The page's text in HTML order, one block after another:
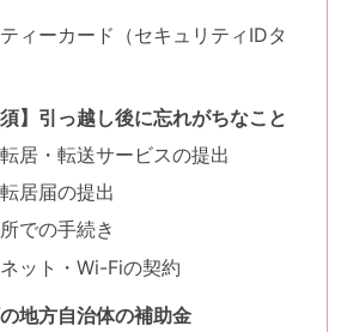
ィーカード（セキュリティIDタ
須】引っ越し後に忘れがちなこと
居・転送サービスの提出
居届の提出
での手続き
ット・Wi-Fiの契約
地方自治体の補助金